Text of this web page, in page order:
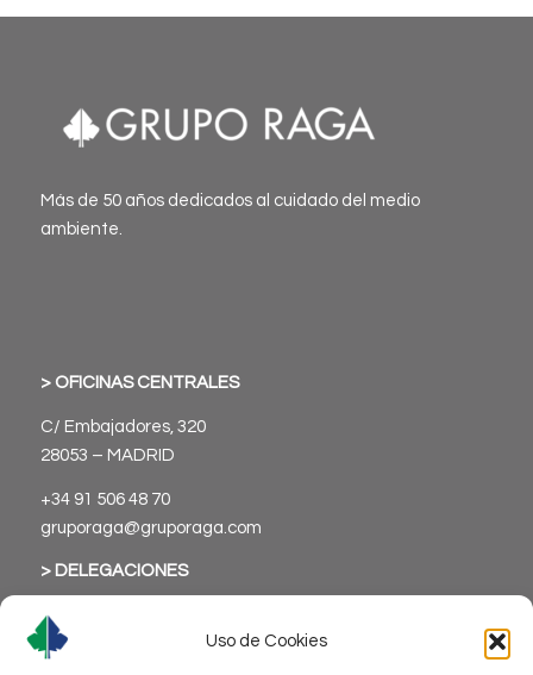
Uso de Cookies
Más de 50 años dedicados al cuidado del medio
ambiente.
> OFICINAS CENTRALES
C/ Embajadores, 320
28053 – MADRID
+34 91 506 48 70
gruporaga@gruporaga.com
> DELEGACIONES